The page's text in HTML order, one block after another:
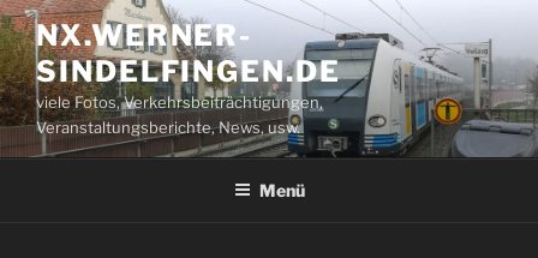
Zum
Inhalt
springen
NX.WERNER-
SINDELFINGEN.DE
viele Fotos, Verkehrsbeiträchtigungen,
Veranstaltungsberichte, News, usw.
Menü